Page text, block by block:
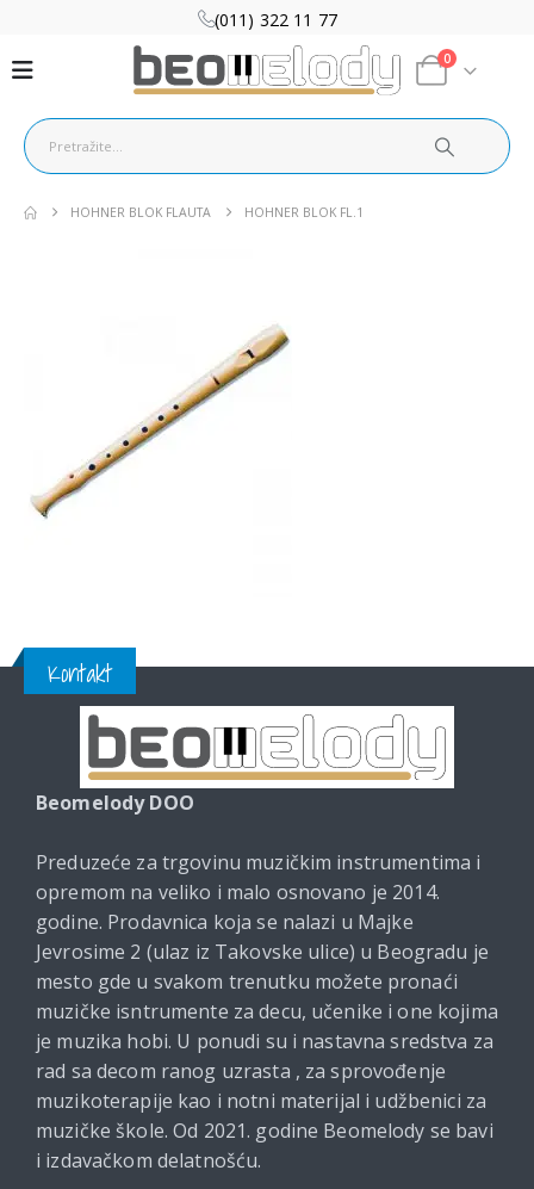
(011) 322 11 77
0
HOHNER BLOK FLAUTA HOHNER BLOK FL.1
Kontakt
Beomelody DOO
Preduzeće za trgovinu muzičkim instrumentima i
opremom na veliko i malo osnovano je 2014.
godine. Prodavnica koja se nalazi u Majke
Jevrosime 2 (ulaz iz Takovske ulice) u Beogradu je
mesto gde u svakom trenutku možete pronaći
muzičke isntrumente za decu, učenike i one kojima
je muzika hobi. U ponudi su i nastavna sredstva za
rad sa decom ranog uzrasta , za sprovođenje
muzikoterapije kao i notni materijal i udžbenici za
muzičke škole. Od 2021. godine Beomelody se bavi
i izdavačkom delatnošću.